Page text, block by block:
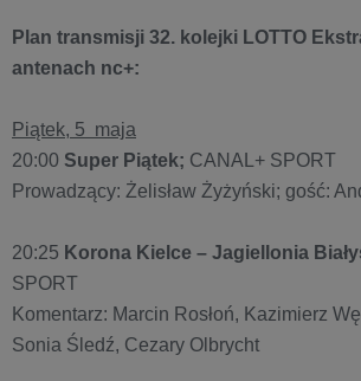
Plan transmisji 32. kolejki LOTTO
antenach nc+:
Piątek, 5 maja
20:00 Super Piątek; CANAL+ SPORT
Prowadzący: Żelisław Żyżyński; gość:
20:25 Korona Kielce – Jagiellonia
SPORT
Komentarz: Marcin Rosłoń, Kazimierz
Sonia Śledź, Cezary Olbrycht